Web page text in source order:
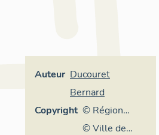
Auteur Ducouret
Bernard
Copyright © Région
Rhône-Alpes,
© Ville de